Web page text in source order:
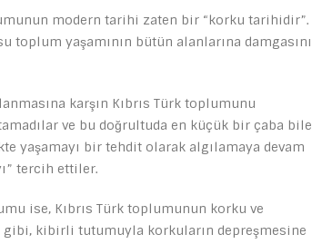
modern tarihi zaten bir “korku tarihidir”.
toplum yaşamının bütün alanlarına damgasını
karşın Kıbrıs Türk toplumunu
ve bu doğrultuda en küçük bir çaba bile
yaşamayı bir tehdit olarak algılamaya devam
tercih ettiler.
ise, Kıbrıs Türk toplumunun korku ve
gibi, kibirli tutumuyla korkuların depreşmesine